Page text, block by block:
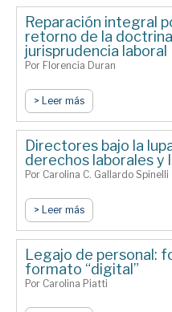
Reparación integral
retorno de la
jurisprudencia laboral
Por Florencia Duran
> Leer más
Directores bajo la
derechos laborales y
Por Carolina C. Gallardo Spinelli
> Leer más
Legajo de personal:
formato “digital”
Por Carolina Piatti